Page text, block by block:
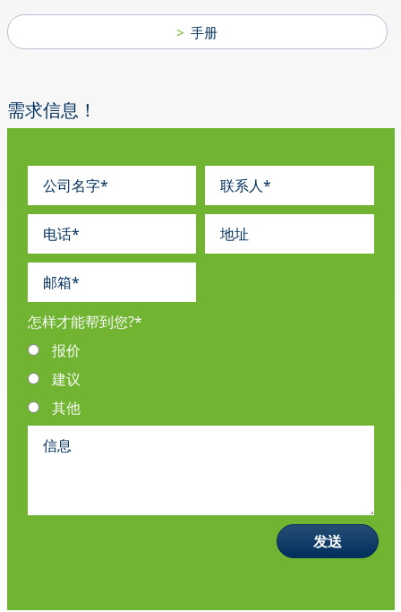
手册
需求信息！
怎样才能帮到您?*
报价
建议
其他